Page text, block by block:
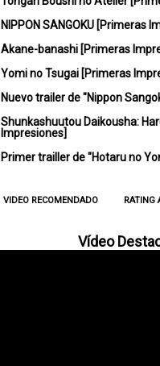
NIPPON SANGOKU [Primeras
Akane-banashi [Primeras
Yomi no Tsugai [Primeras
Nuevo trailer de "Nippon
Shunkashuutou Daikousha:
Impresiones]
Primer trailler de "Hotaru no
VIDEO RECOMENDADO RATING
Vídeo